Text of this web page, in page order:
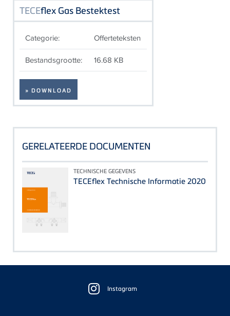
TECEflex Gas Bestektest
Categorie: Offerteteksten
Bestandsgrootte: 16.68 KB
» DOWNLOAD
GERELATEERDE DOCUMENTEN
TECHNISCHE GEGEVENS
TECEflex Technische Informatie 2020
Instagram